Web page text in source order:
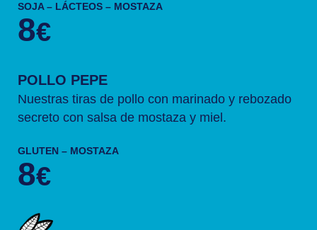
SOJA – LÁCTEOS – MOSTAZA
8€
POLLO PEPE
Nuestras tiras de pollo con marinado y rebozado
secreto con salsa de mostaza y miel.
GLUTEN – MOSTAZA
8€